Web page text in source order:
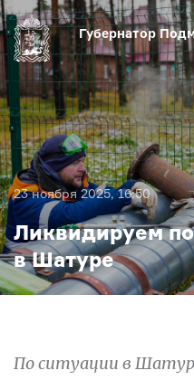
Губернатор
Актуальное
Медиа
Биография
23 ноября 2025, 16:50
Ликвидируем
в Шатуре
По ситуации в